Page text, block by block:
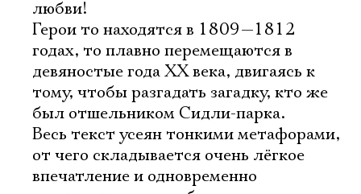
любви!
Герои то находятся в 1809—1812
годах, то плавно перемещаются в
девяностые года ХХ века, двигаясь к
тому, чтобы разгадать загадку, кто же
был отшельником Сидли-парка.
Весь текст усеян тонкими метафорами,
от чего складывается очень лёгкое
впечатление и одновременно